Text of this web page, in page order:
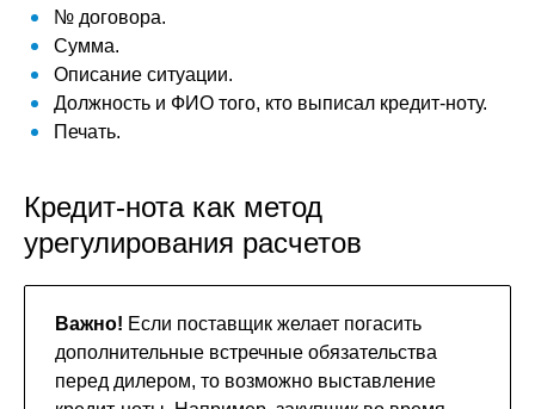
№ договора.
Сумма.
Описание ситуации.
Должность и ФИО того, кто выписал кредит-ноту.
Печать.
Кредит-нота как метод
урегулирования расчетов
Важно! Если поставщик желает погасить
дополнительные встречные обязательства
перед дилером, то возможно выставление